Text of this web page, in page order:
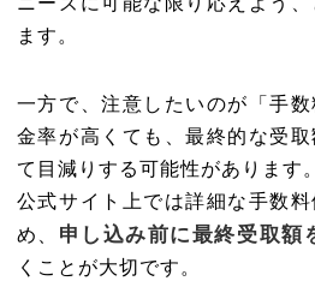
ます。
一方で、注意したいのが「手
金率が高くても、最終的な受
て目減りする可能性があります。
公式サイト上では詳細な手数
め、 申し込み前に最終受取額
くことが大切です。